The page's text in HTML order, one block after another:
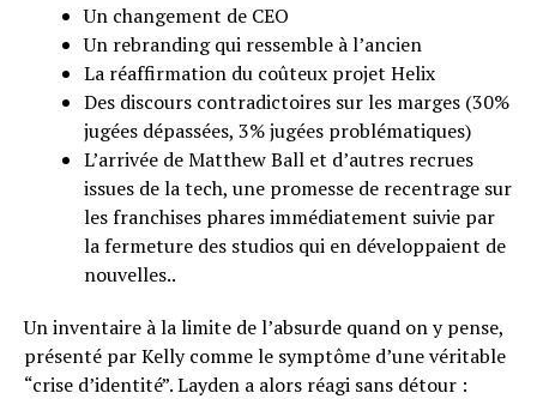
Un changement de CEO
Un rebranding qui ressemble à l’ancien
La réaffirmation du coûteux projet Helix
Des discours contradictoires sur les marges (30%
jugées dépassées, 3% jugées problématiques)
L’arrivée de Matthew Ball et d’autres recrues
issues de la tech, une promesse de recentrage sur
les franchises phares immédiatement suivie par
la fermeture des studios qui en développaient de
nouvelles..
Un inventaire à la limite de l’absurde quand on y pense,
présenté par Kelly comme le symptôme d’une véritable
“crise d’identité”. Layden a alors réagi sans détour :